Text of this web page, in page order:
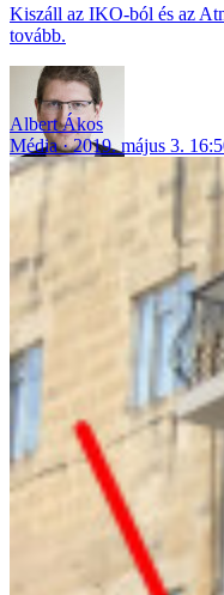
Kiszáll az IKO-ból és az
tovább.
Albert Ákos
Média
2019. május 3.